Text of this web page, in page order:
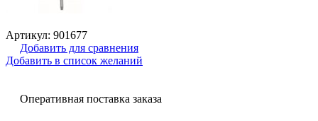
Артикул: 901677
Добавить для сравнения
Добавить в список желаний
Оперативная поставка заказа